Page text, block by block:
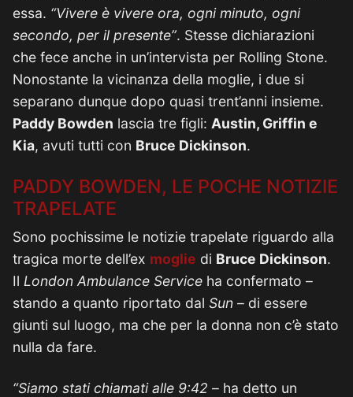
essa. “Vivere è vivere ora, ogni minuto, ogni
secondo, per il presente”. Stesse dichiarazioni
che fece anche in un’intervista per Rolling Stone.
Nonostante la vicinanza della moglie, i due si
separano dunque dopo quasi trent’anni insieme.
Paddy Bowden lascia tre figli: Austin, Griffin e
Kia, avuti tutti con Bruce Dickinson.
PADDY BOWDEN, LE POCHE NOTIZIE
TRAPELATE
Sono pochissime le notizie trapelate riguardo alla
tragica morte dell’ex moglie di Bruce Dickinson.
Il London Ambulance Service ha confermato –
stando a quanto riportato dal Sun – di essere
giunti sul luogo, ma che per la donna non c’è stato
nulla da fare.
“Siamo stati chiamati alle 9:42 – ha detto un